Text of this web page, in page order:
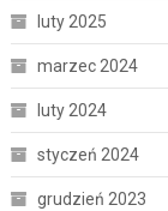
luty 2025
marzec 2024
luty 2024
styczeń 2024
grudzień 2023